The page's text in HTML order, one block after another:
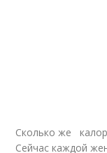
Сколько же
Сейчас каждой